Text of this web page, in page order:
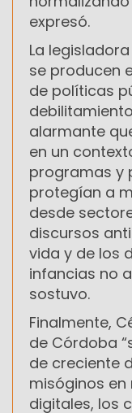
expresó.
La
se producen
de políticas
alarmante
en un
programas y
protegían a
desde
discursos
vida y de los
infancias no
sostuvo.
Finalmente,
de Córdoba
de creciente
misóginos en
digitales, los